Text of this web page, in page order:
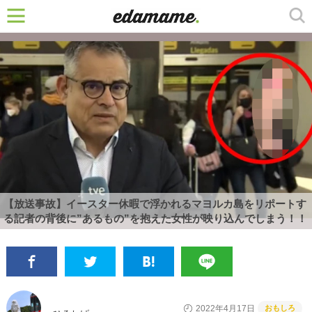
【放送事故】イースター休暇で浮かれるマヨルカ島をリポートす
る記者の背後に”あるもの”を抱えた女性が映り込んでしまう！！
2022年4月17日 おもしろ